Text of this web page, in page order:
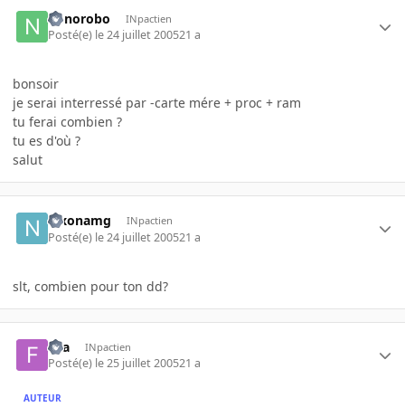
nonorobo INpactien
Posté(e) le 24 juillet 200521 a
bonsoir
je serai interressé par -carte mére + proc + ram
tu ferai combien ?
tu es d'où ?
salut
nixonamg INpactien
Posté(e) le 24 juillet 200521 a
slt, combien pour ton dd?
fira INpactien
Posté(e) le 25 juillet 200521 a
AUTEUR